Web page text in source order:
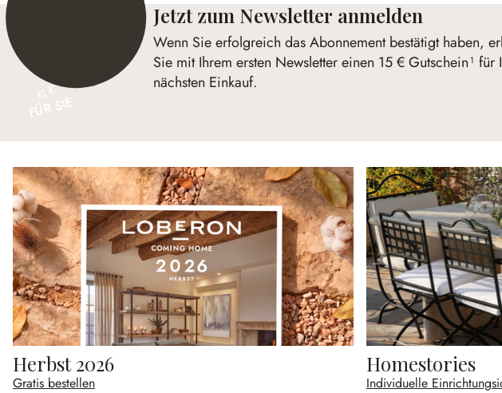
15 €
Jetzt zum Newsletter anmelden
Wenn Sie erfolgreich das Abonnement bestätigt haben,
Sie mit Ihrem ersten Newsletter einen 15 € Gutschein¹ für
nächsten Einkauf.
Herbst 2026
Gratis bestellen
Homestories
Individuelle